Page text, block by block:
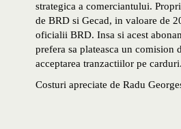
strategica a comerciantului.
de BRD si Gecad, in valoare de
oficialii BRD. Insa si acest
prefera sa plateasca un
acceptarea tranzactiilor pe carduri.
Costuri apreciate de Radu